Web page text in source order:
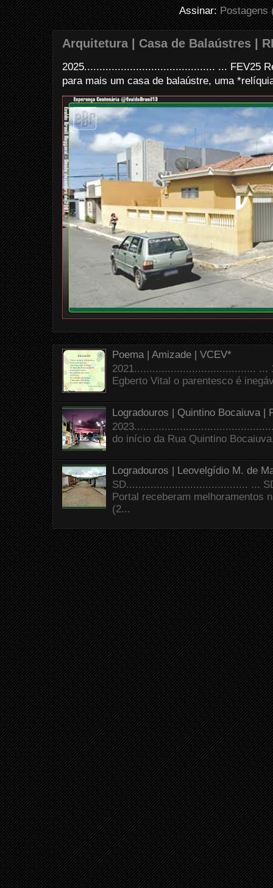
Assinar:Postagens
Arquitetura | Casa de Balaústres |
2025........................................... ... FEV25
para mais um casa de balaústre, uma
Poema | Amizade | VCEV*
2021........................................ ...
Egberto Vital o parentesco é
Logradouros | Quintino Bocaiuva |
do início da Rua Quintino
Logradouros | Leovelgídio M. de
SD........................................ ...
Portal receberam melhoramentos
(2...